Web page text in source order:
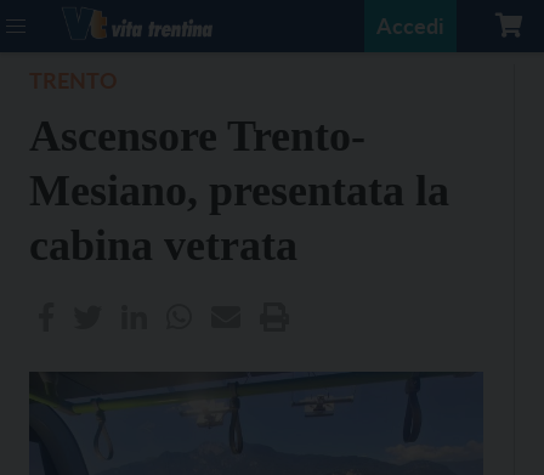
Accedi
Ascensore Trento-
Mesiano, presentata la
cabina vetrata